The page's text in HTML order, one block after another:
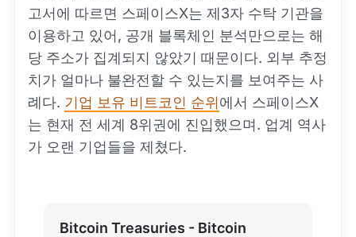
고서에 따르면 스페이스X는 제3자 수탁 기관을
이용하고 있어, 공개 블록체인 분석만으로는 해
당 주소가 집계되지 않았기 때문이다. 외부 추정
치가 얼마나 불완전할 수 있는지를 보여주는 사
례다. 기업 보유 비트코인 순위에서 스페이스X
는 현재 전 세계 8위권에 진입했으며. 업계 역사
가 오랜 기업들을 제쳤다.
Bitcoin Treasuries - Bitcoin